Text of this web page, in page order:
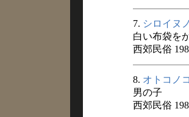
7. シロイヌ
白い布袋を
西郊民俗
8. オトコノコ
男の子
西郊民俗